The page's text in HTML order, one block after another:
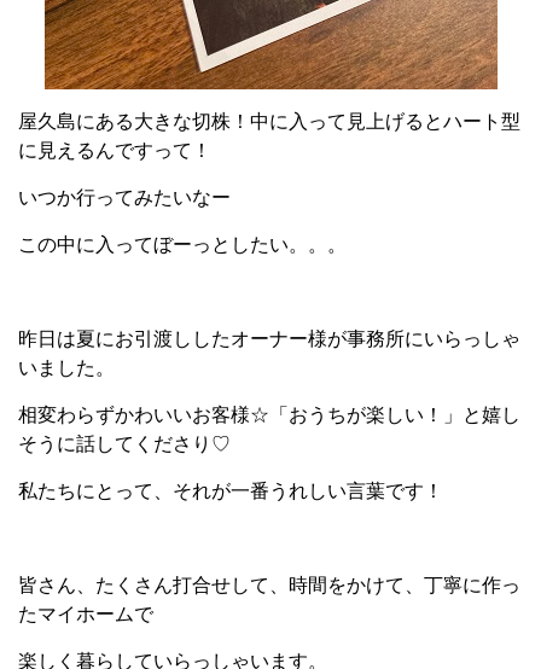
屋久島にある大きな切株！中に入って見上げるとハート型
に見えるんですって！
いつか行ってみたいなー
この中に入ってぼーっとしたい。。。
昨日は夏にお引渡ししたオーナー様が事務所にいらっしゃ
いました。
相変わらずかわいいお客様☆「おうちが楽しい！」と嬉し
そうに話してくださり♡
私たちにとって、それが一番うれしい言葉です！
皆さん、たくさん打合せして、時間をかけて、丁寧に作っ
たマイホームで
楽しく暮らしていらっしゃいます。